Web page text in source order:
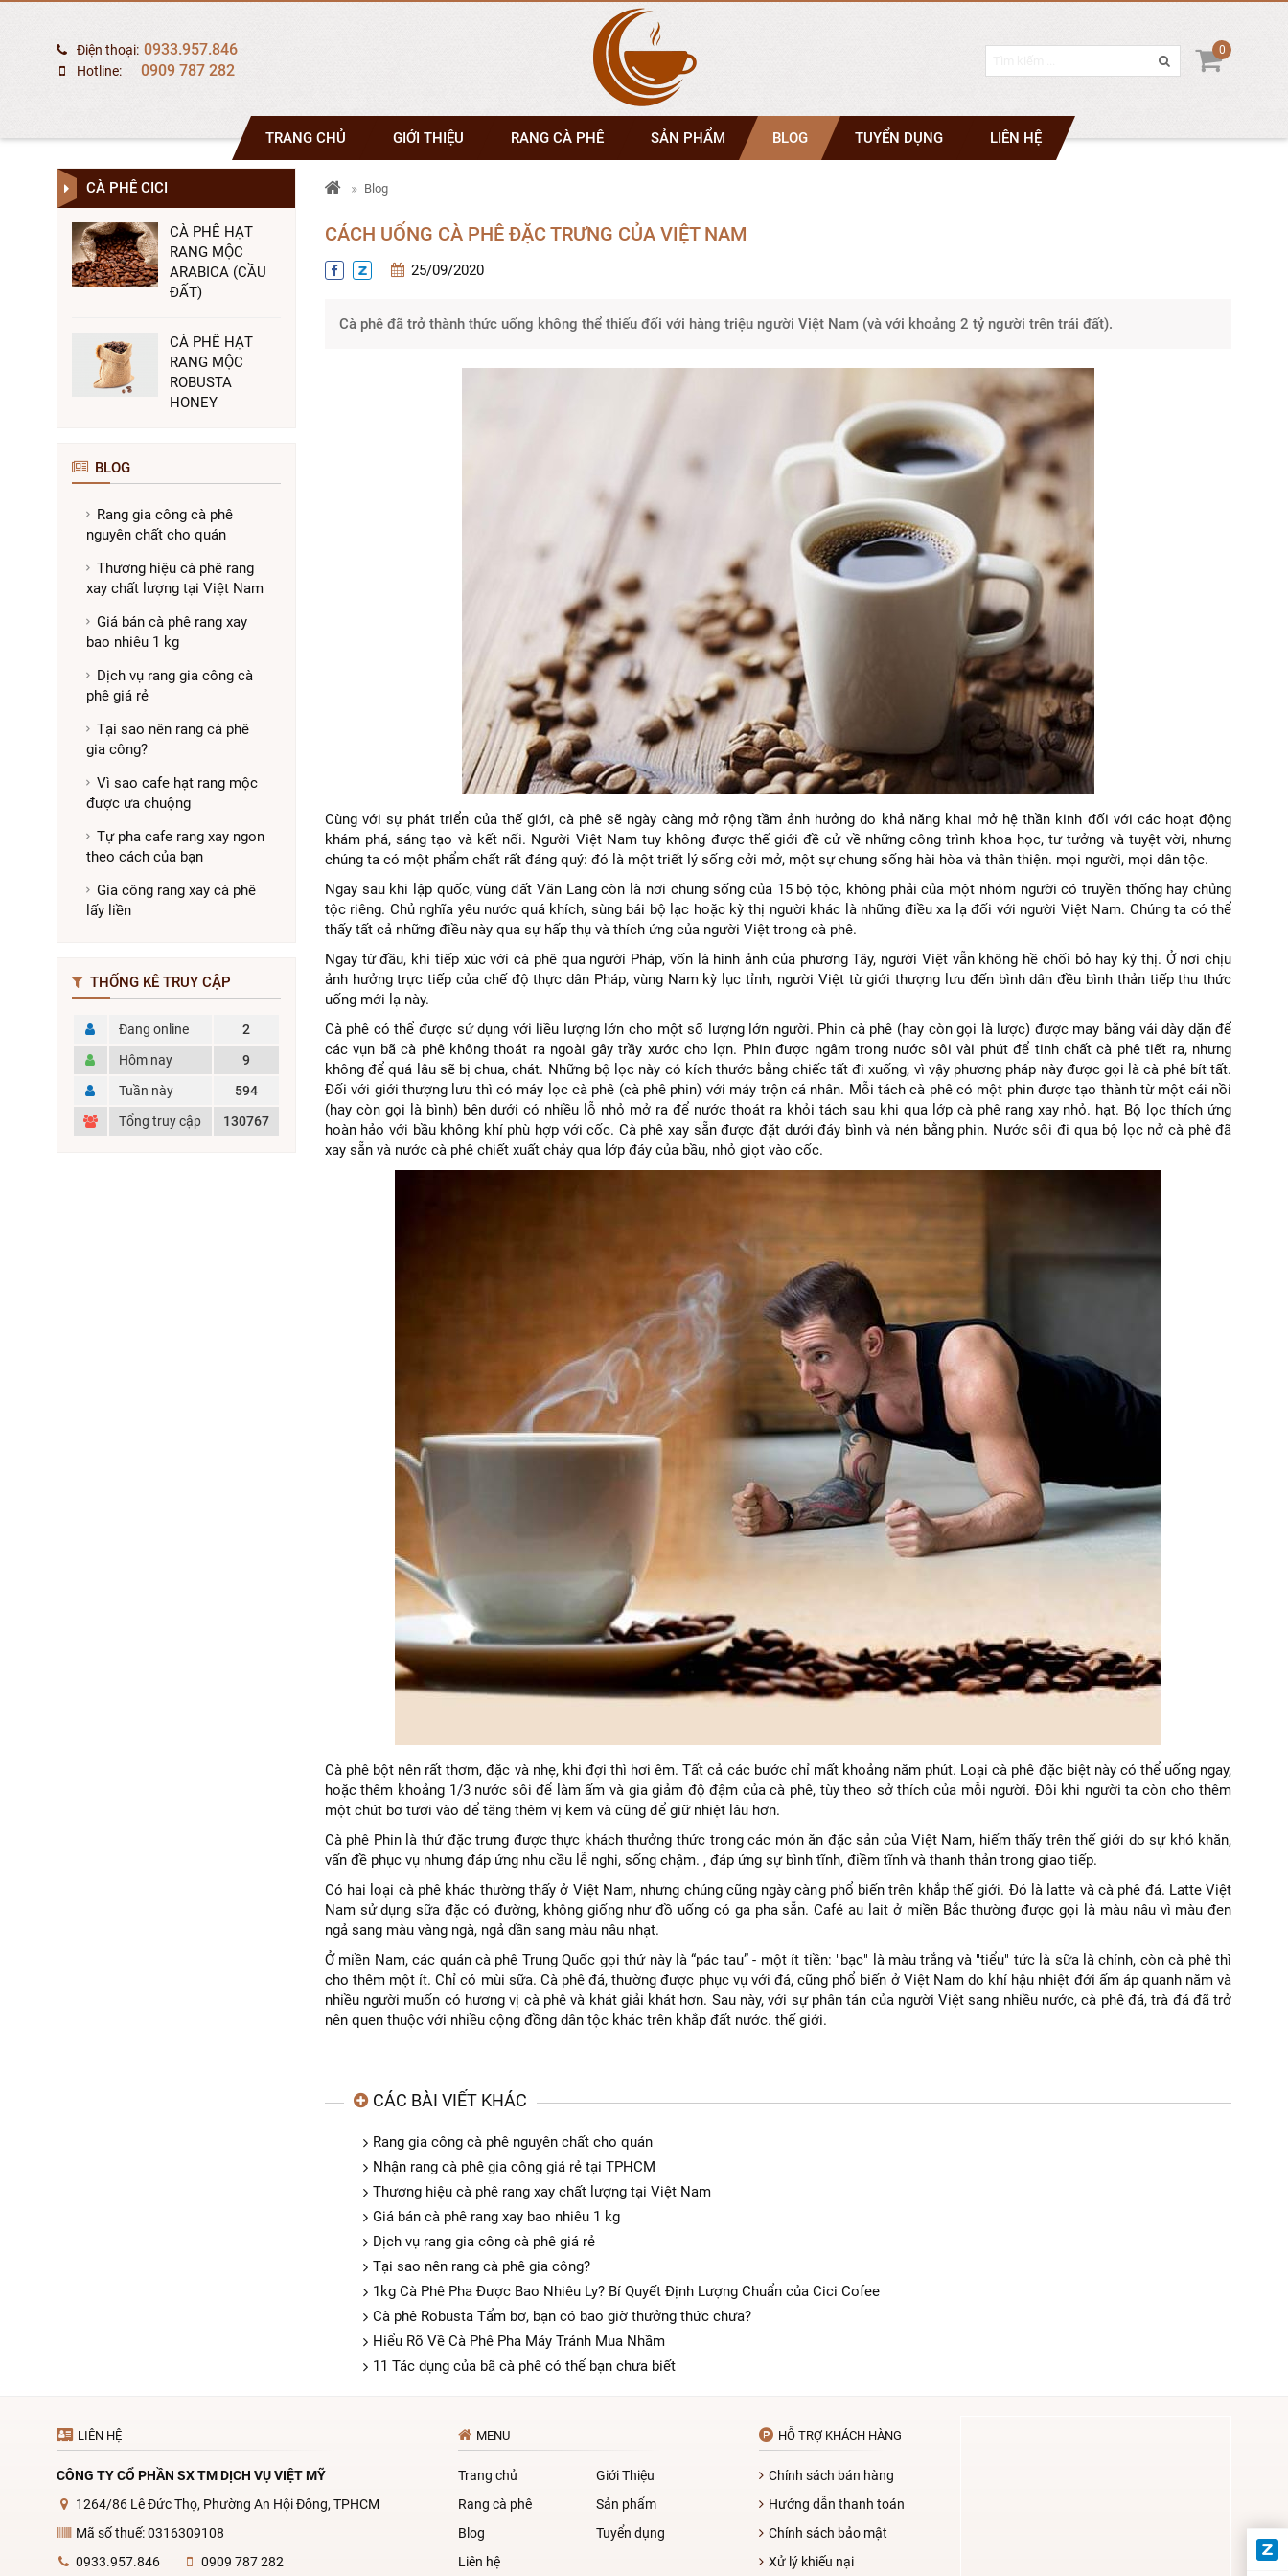
Điện thoại: 0933.957.846
Hotline: 0909 787 282
0
TRANG CHỦ GIỚI THIỆU RANG CÀ PHÊ SẢN PHẨM BLOG TUYỂN DỤNG LIÊN HỆ
CÀ PHÊ CICI
CÀ PHÊ HẠT
RANG MỘC
ARABICA (CẦU
ĐẤT)
CÀ PHÊ HẠT
RANG MỘC
ROBUSTA
HONEY
BLOG
Rang gia công cà phê
nguyên chất cho quán
Thương hiệu cà phê rang
xay chất lượng tại Việt Nam
Giá bán cà phê rang xay
bao nhiêu 1 kg
Dịch vụ rang gia công cà
phê giá rẻ
Tại sao nên rang cà phê
gia công?
Vì sao cafe hạt rang mộc
được ưa chuộng
Tự pha cafe rang xay ngon
theo cách của bạn
Gia công rang xay cà phê
lấy liền
THỐNG KÊ TRUY CẬP
Đang online
2
Hôm nay
9
Tuần này
594
Tổng truy cập
130767
Blog
CÁCH UỐNG CÀ PHÊ ĐẶC TRƯNG CỦA VIỆT NAM
25/09/2020
Cà phê đã trở thành thức uống không thể thiếu đối với hàng triệu người Việt Nam (và với khoảng 2 tỷ người trên trái đất).
Cùng với sự phát triển của thế giới, cà phê sẽ ngày càng mở rộng tầm ảnh hưởng do khả năng khai mở hệ thần kinh đối với các hoạt động
khám phá, sáng tạo và kết nối. Người Việt Nam tuy không được thế giới đề cử về những công trình khoa học, tư tưởng và tuyệt vời, nhưng
chúng ta có một phẩm chất rất đáng quý: đó là một triết lý sống cởi mở, một sự chung sống hài hòa và thân thiện. mọi người, mọi dân tộc.
Ngay sau khi lập quốc, vùng đất Văn Lang còn là nơi chung sống của 15 bộ tộc, không phải của một nhóm người có truyền thống hay chủng
tộc riêng. Chủ nghĩa yêu nước quá khích, sùng bái bộ lạc hoặc kỳ thị người khác là những điều xa lạ đối với người Việt Nam. Chúng ta có thể
thấy tất cả những điều này qua sự hấp thụ và thích ứng của người Việt trong cà phê.
Ngay từ đầu, khi tiếp xúc với cà phê qua người Pháp, vốn là hình ảnh của phương Tây, người Việt vẫn không hề chối bỏ hay kỳ thị. Ở nơi chịu
ảnh hưởng trực tiếp của chế độ thực dân Pháp, vùng Nam kỳ lục tỉnh, người Việt từ giới thượng lưu đến bình dân đều bình thản tiếp thu thức
uống mới lạ này.
Cà phê có thể được sử dụng với liều lượng lớn cho một số lượng lớn người. Phin cà phê (hay còn gọi là lược) được may bằng vải dày dặn để
các vụn bã cà phê không thoát ra ngoài gây trầy xước cho lợn. Phin được ngâm trong nước sôi vài phút để tinh chất cà phê tiết ra, nhưng
không để quá lâu sẽ bị chua, chát. Những bộ lọc này có kích thước bằng chiếc tất đi xuống, vì vậy phương pháp này được gọi là cà phê bít tất.
Đối với giới thượng lưu thì có máy lọc cà phê (cà phê phin) với máy trộn cá nhân. Mỗi tách cà phê có một phin được tạo thành từ một cái nồi
(hay còn gọi là bình) bên dưới có nhiều lỗ nhỏ mở ra để nước thoát ra khỏi tách sau khi qua lớp cà phê rang xay nhỏ. hạt. Bộ lọc thích ứng
hoàn hảo với bầu không khí phù hợp với cốc. Cà phê xay sẵn được đặt dưới đáy bình và nén bằng phin. Nước sôi đi qua bộ lọc nở cà phê đã
xay sẵn và nước cà phê chiết xuất chảy qua lớp đáy của bầu, nhỏ giọt vào cốc.
Cà phê bột nên rất thơm, đặc và nhẹ, khi đợi thì hơi êm. Tất cả các bước chỉ mất khoảng năm phút. Loại cà phê đặc biệt này có thể uống ngay,
hoặc thêm khoảng 1/3 nước sôi để làm ấm và gia giảm độ đậm của cà phê, tùy theo sở thích của mỗi người. Đôi khi người ta còn cho thêm
một chút bơ tươi vào để tăng thêm vị kem và cũng để giữ nhiệt lâu hơn.
Cà phê Phin là thứ đặc trưng được thực khách thưởng thức trong các món ăn đặc sản của Việt Nam, hiếm thấy trên thế giới do sự khó khăn,
vấn đề phục vụ nhưng đáp ứng nhu cầu lễ nghi, sống chậm. , đáp ứng sự bình tĩnh, điềm tĩnh và thanh thản trong giao tiếp.
Có hai loại cà phê khác thường thấy ở Việt Nam, nhưng chúng cũng ngày càng phổ biến trên khắp thế giới. Đó là latte và cà phê đá. Latte Việt
Nam sử dụng sữa đặc có đường, không giống như đồ uống có ga pha sẵn. Café au lait ở miền Bắc thường được gọi là màu nâu vì màu đen
ngả sang màu vàng ngà, ngả dần sang màu nâu nhạt.
Ở miền Nam, các quán cà phê Trung Quốc gọi thứ này là “pác tau” - một ít tiền: "bạc" là màu trắng và "tiểu" tức là sữa là chính, còn cà phê thì
cho thêm một ít. Chỉ có mùi sữa. Cà phê đá, thường được phục vụ với đá, cũng phổ biến ở Việt Nam do khí hậu nhiệt đới ấm áp quanh năm và
nhiều người muốn có hương vị cà phê và khát giải khát hơn. Sau này, với sự phân tán của người Việt sang nhiều nước, cà phê đá, trà đá đã trở
nên quen thuộc với nhiều cộng đồng dân tộc khác trên khắp đất nước. thế giới.
CÁC BÀI VIẾT KHÁC
Rang gia công cà phê nguyên chất cho quán
Nhận rang cà phê gia công giá rẻ tại TPHCM
Thương hiệu cà phê rang xay chất lượng tại Việt Nam
Giá bán cà phê rang xay bao nhiêu 1 kg
Dịch vụ rang gia công cà phê giá rẻ
Tại sao nên rang cà phê gia công?
1kg Cà Phê Pha Được Bao Nhiêu Ly? Bí Quyết Định Lượng Chuẩn của Cici Cofee
Cà phê Robusta Tẩm bơ, bạn có bao giờ thưởng thức chưa?
Hiểu Rõ Về Cà Phê Pha Máy Tránh Mua Nhầm
11 Tác dụng của bã cà phê có thể bạn chưa biết
LIÊN HỆ
CÔNG TY CỔ PHẦN SX TM DỊCH VỤ VIỆT MỸ
1264/86 Lê Đức Thọ, Phường An Hội Đông, TPHCM
Mã số thuế: 0316309108
0933.957.846
0909 787 282
MENU
Trang chủ
Giới Thiệu
Rang cà phê
Sản phẩm
Blog
Tuyển dụng
Liên hệ
HỖ TRỢ KHÁCH HÀNG
Chính sách bán hàng
Hướng dẫn thanh toán
Chính sách bảo mật
Xử lý khiếu nại